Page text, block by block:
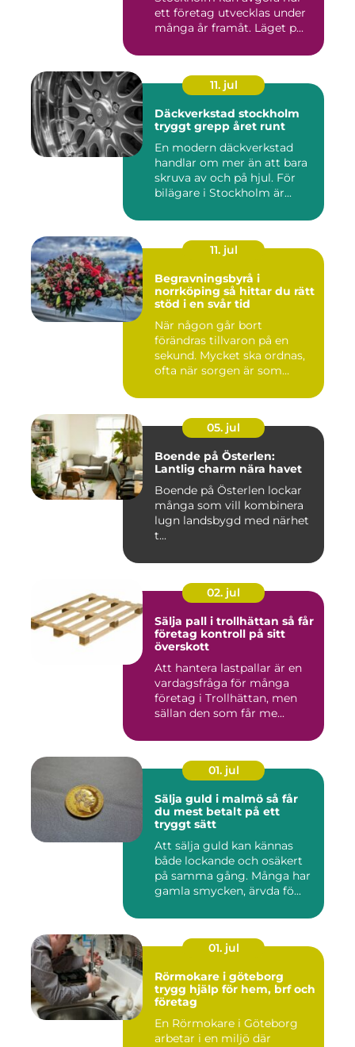
ett företag utvecklas under
många år framåt. Läget p...
11. jul
Däckverkstad stockholm
tryggt grepp året runt
En modern däckverkstad
handlar om mer än att bara
skruva av och på hjul. För
bilägare i Stockholm är...
11. jul
Begravningsbyrå i
norrköping så hittar du rätt
stöd i en svår tid
När någon går bort
förändras tillvaron på en
sekund. Mycket ska ordnas,
ofta när sorgen är som
05. jul
Boende på Österlen:
Lantlig charm nära havet
Boende på Österlen lockar
många som vill kombinera
lugn landsbygd med närhet
t...
02. jul
Sälja pall i trollhättan så får
företag kontroll på sitt
överskott
Att hantera lastpallar är en
vardagsfråga för många
företag i Trollhättan, men
sällan den som får me...
01. jul
Sälja guld i malmö så får
du mest betalt på ett
tryggt sätt
Att sälja guld kan kännas
både lockande och osäkert
på samma gång. Många har
gamla smycken, ärvda fö...
01. jul
Rörmokare i göteborg
trygg hjälp för hem, brf och
företag
En Rörmokare i Göteborg
arbetar i en miljö där